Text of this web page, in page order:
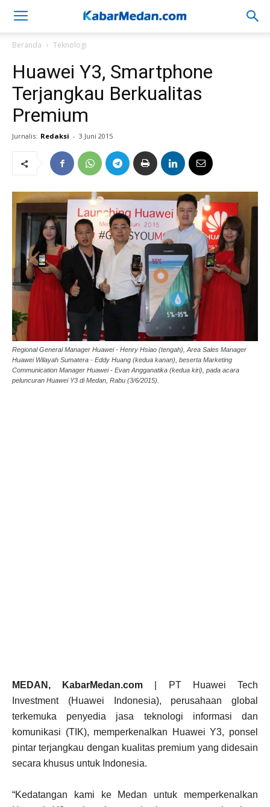
Beranda Teknologi
Huawei Y3, Smartphone
Terjangkau Berkualitas
Premium
Jurnalis: Redaksi - 3 Juni 2015
Regional General Manager Huawei - Henry Hsiao (tengah), Area Sales Manager
Huawei Wilayah Sumatera - Eddy Huang (kedua kanan), beserta Marketing
Communication Manager Huawei - Evan Angganatika (kedua kiri), pada acara
peluncuran Huawei Y3 di Medan, Rabu (3/6/2015).
MEDAN, KabarMedan.com | PT Huawei Tech
Investment (Huawei Indonesia), perusahaan global
terkemuka penyedia jasa teknologi informasi dan
komunikasi (TIK), memperkenalkan Huawei Y3, ponsel
pintar terjangkau dengan kualitas premium yang didesain
secara khusus untuk Indonesia.
“Kedatangan kami ke Medan untuk memperkenalkan